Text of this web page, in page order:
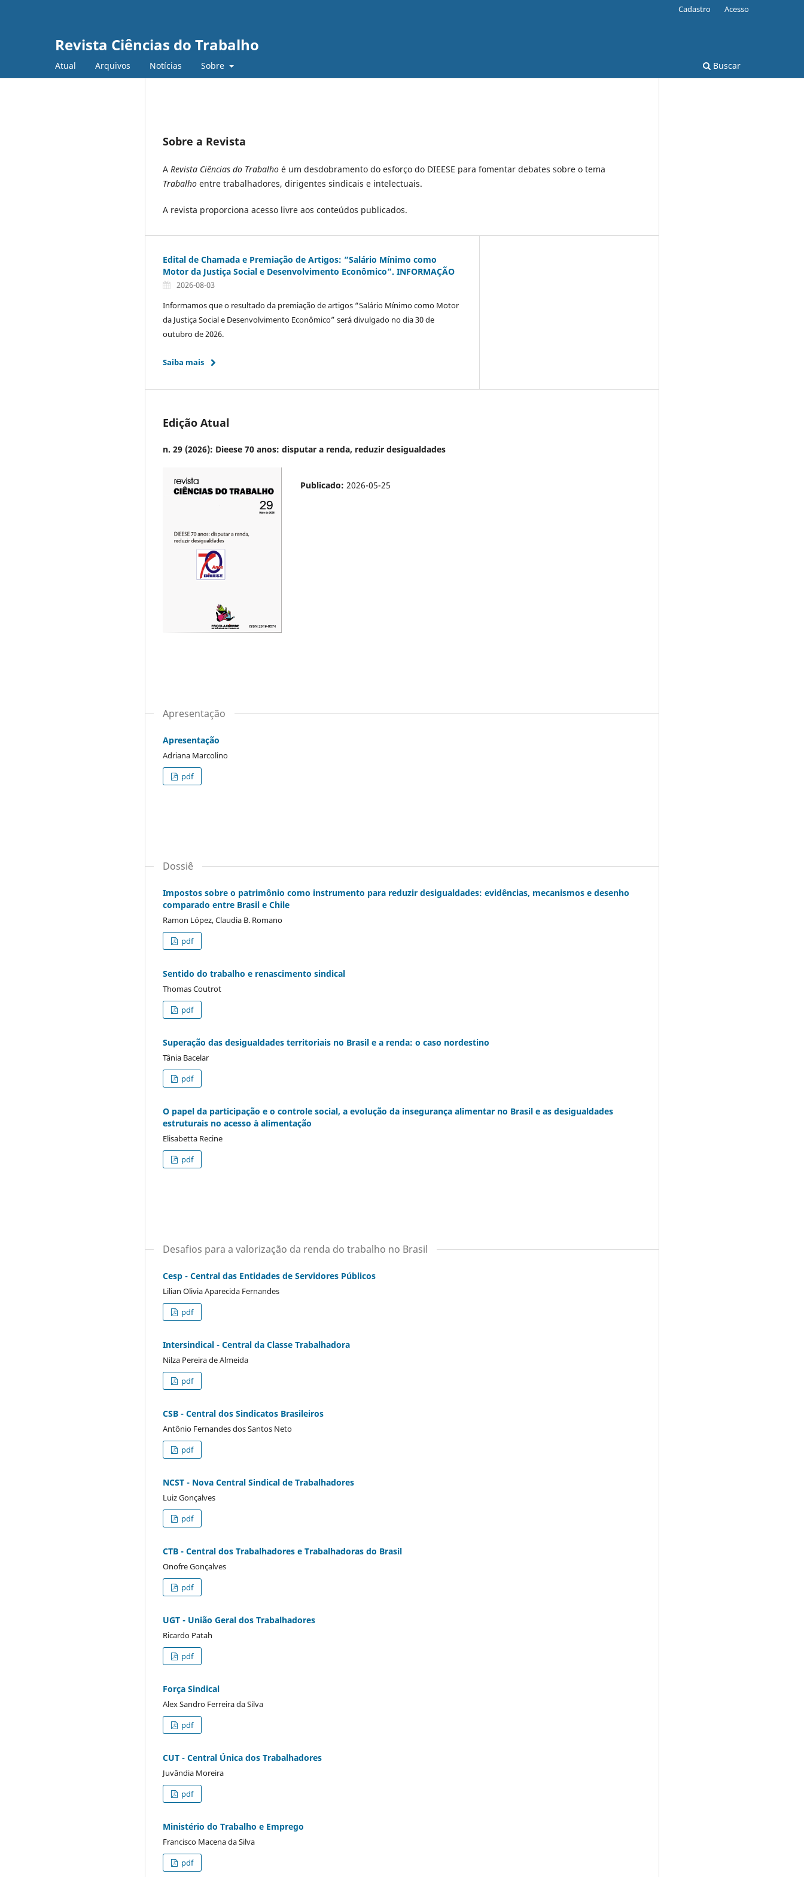
Revista Ciências do Trabalho
Atual Arquivos Notícias Sobre Buscar
Cadastro Acesso
Sobre a Revista
A Revista Ciências do Trabalho é um desdobramento do esforço do DIEESE para fomentar debates sobre o tema
Trabalho entre trabalhadores, dirigentes sindicais e intelectuais.
A revista proporciona acesso livre aos conteúdos publicados.
Edital de Chamada e Premiação de Artigos: “Salário Mínimo como
Motor da Justiça Social e Desenvolvimento Econômico”. INFORMAÇÃO
2026-08-03
Informamos que o resultado da premiação de artigos “Salário Mínimo como Motor
da Justiça Social e Desenvolvimento Econômico” será divulgado no dia 30 de
outubro de 2026.
Saiba mais
Edição Atual
n. 29 (2026): Dieese 70 anos: disputar a renda, reduzir desigualdades
Publicado: 2026-05-25
Apresentação
Apresentação
Adriana Marcolino
pdf
Dossiê
Impostos sobre o patrimônio como instrumento para reduzir desigualdades: evidências, mecanismos e desenho
comparado entre Brasil e Chile
Ramon López, Claudia B. Romano
pdf
Sentido do trabalho e renascimento sindical
Thomas Coutrot
pdf
Superação das desigualdades territoriais no Brasil e a renda: o caso nordestino
Tânia Bacelar
pdf
O papel da participação e o controle social, a evolução da insegurança alimentar no Brasil e as desigualdades
estruturais no acesso à alimentação
Elisabetta Recine
pdf
Desafios para a valorização da renda do trabalho no Brasil
Cesp - Central das Entidades de Servidores Públicos
Lilian Olivia Aparecida Fernandes
pdf
Intersindical - Central da Classe Trabalhadora
Nilza Pereira de Almeida
pdf
CSB - Central dos Sindicatos Brasileiros
Antônio Fernandes dos Santos Neto
pdf
NCST - Nova Central Sindical de Trabalhadores
Luiz Gonçalves
pdf
CTB - Central dos Trabalhadores e Trabalhadoras do Brasil
Onofre Gonçalves
pdf
UGT - União Geral dos Trabalhadores
Ricardo Patah
pdf
Força Sindical
Alex Sandro Ferreira da Silva
pdf
CUT - Central Única dos Trabalhadores
Juvândia Moreira
pdf
Ministério do Trabalho e Emprego
Francisco Macena da Silva
pdf